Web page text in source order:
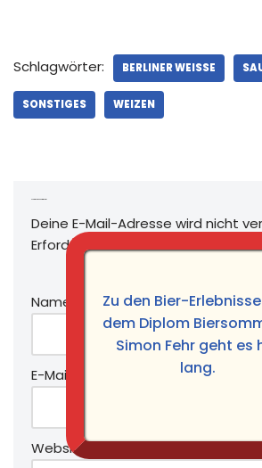
Schlagwörter: BERLINER WEISSE
SONSTIGES WEIZEN
Deine E-Mail-Adresse wird nicht
Erforderliche Felder sind mit
Name
E-Mail-Adresse
Website
Zu den Bier-
dem Diplom
Simon Fehr geht es
lang.